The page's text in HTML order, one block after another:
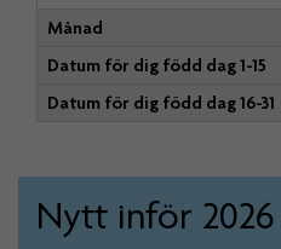
Månad
Datum för dig född dag 1-15
Datum för dig född dag 16-31
Nytt inför 2026